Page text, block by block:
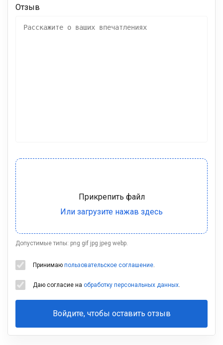
Отзыв
Допустимые типы: png gif jpg jpeg webp.
Принимаю пользовательское соглашение.
Даю согласие на обработку персональных данных.
Войдите, чтобы оставить отзыв
Ваша